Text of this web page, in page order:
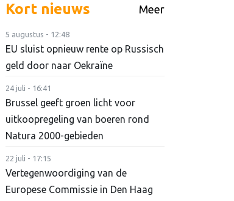
Kort nieuws Meer
5 augustus - 12:48
EU sluist opnieuw rente op Russisch
geld door naar Oekraïne
24 juli - 16:41
Brussel geeft groen licht voor
uitkoopregeling van boeren rond
Natura 2000-gebieden
22 juli - 17:15
Vertegenwoordiging van de
Europese Commissie in Den Haag